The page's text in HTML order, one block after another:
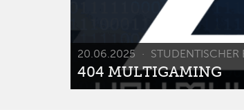
20.06.2025 STUDENTISCHER
404 MULTIGAMING